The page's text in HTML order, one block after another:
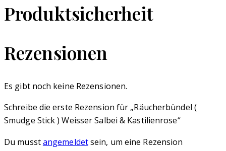
Produktsicherheit
Rezensionen
Es gibt noch keine Rezensionen.
Schreibe die erste Rezension für „Räucherbündel (
Smudge Stick ) Weisser Salbei & Kastilienrose“
Du musstangemeldetsein, um eine Rezension